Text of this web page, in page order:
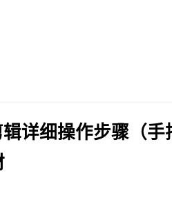
详细操作步骤（手